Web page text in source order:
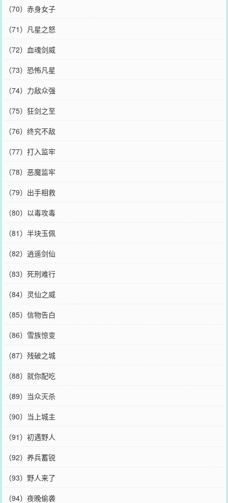
（70）赤身女子
（71）凡星之怒
（72）血魂剑威
（73）恐怖凡星
（74）力敌众强
（75）狂剑之至
（76）终究不敌
（77）打入监牢
（78）恶魔监牢
（79）出手相救
（80）以毒攻毒
（81）半块玉佩
（82）逍遥剑仙
（83）死刑难行
（84）灵仙之威
（85）信物告白
（86）雪族惊变
（87）残破之城
（88）就你配吃
（89）当众灭杀
（90）当上城主
（91）初遇野人
（92）养兵蓄锐
（93）野人来了
（94）夜晚偷袭